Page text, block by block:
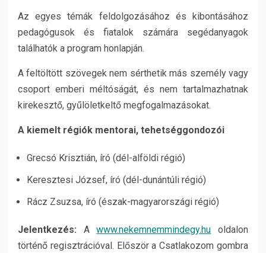
Az egyes témák feldolgozásához és kibontásához
pedagógusok és fiatalok számára segédanyagok
találhatók a program honlapján.
A feltöltött szövegek nem sérthetik más személy vagy
csoport emberi méltóságát, és nem tartalmazhatnak
kirekesztő, gyűlöletkeltő megfogalmazásokat.
A kiemelt régiók mentorai, tehetséggondozói
Grecsó Krisztián, író (dél-alföldi régió)
Keresztesi József, író (dél-dunántúli régió)
Rácz Zsuzsa, író (észak-magyarországi régió)
Jelentkezés: Awww.nekemnemmindegy.hu oldalon
történő regisztrációval. Először a Csatlakozom gombra